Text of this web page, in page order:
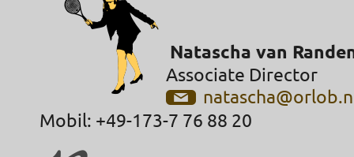
Natascha van
Associate Director
Mobil: +49-173-7 76 88 20